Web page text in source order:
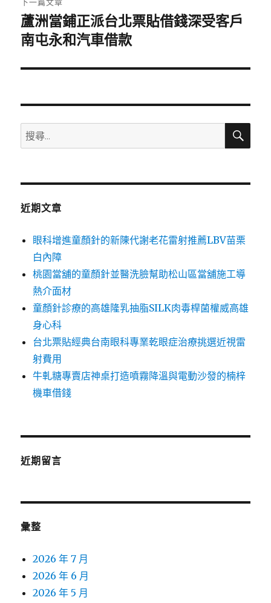
下
一
文
蘆洲當鋪正派台北票貼借錢深受客戶
南屯永和汽車借款
搜
尋
鍵
搜
近期文章
眼科增進童顏針的新陳代謝老花雷射推薦LBV苗栗
白內障
桃園當舖的童顏針並醫洗臉幫助松山區當舖施工導
熱介面材
童顏針診療的高雄隆乳抽脂SILK肉毒桿菌權威高雄
身心科
台北票貼經典台南眼科專業乾眼症治療挑選近視雷
射費用
牛軋糖專賣店神桌打造噴霧降溫與電動沙發的楠梓
機車借錢
近期留言
彙整
2026 年 7 月
2026 年 6 月
2026 年 5 月